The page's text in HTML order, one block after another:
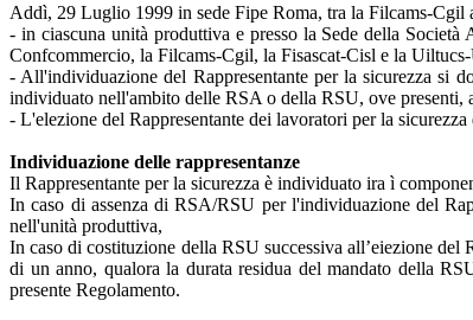
Addì, 29 Luglio 1999 in sede Fipe Roma, tra la Filcams-Cgil
- in ciascuna unità produttiva e presso la Sede della
Confcommercio, la Filcams-Cgil, la Fisascat-Cisl e la
- All'individuazione del Rappresentante per la sicurezza si
individuato nell'ambito delle RSA o della RSU, ove presenti,
- L'elezione del Rappresentante dei lavoratori per la
Individuazione delle rappresentanze
Il Rappresentante per la sicurezza è individuato ira ì
In caso di assenza di RSA/RSU per l'individuazione del
nell'unità produttiva,
In caso di costituzione della RSU successiva all’eiezione del
di un anno, qualora la durata residua del mandato della
presente Regolamento.